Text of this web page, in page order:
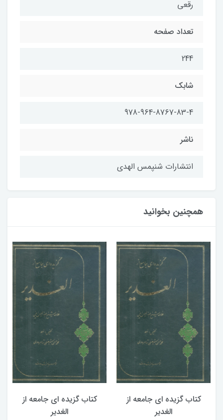
رقعی
تعداد صفحه
244
شابك
978-964-8767-83-4
ناشر
انتشارات شنپمس الهدی
همچنین بخوانید
کتاب گزیده ای جامعه از
الغدیر
کتاب گزیده ای جامعه از
الغدیر